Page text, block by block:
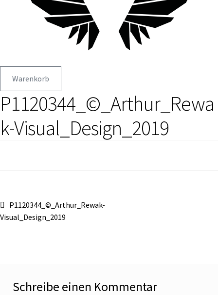
Warenkorb
P1120344_©_Arthur_Rewa
k-Visual_Design_2019
Beitragsnavigation
Vorheriger
Beitrag:
P1120344_©_Arthur_Rewak-
Visual_Design_2019
Schreibe einen Kommentar